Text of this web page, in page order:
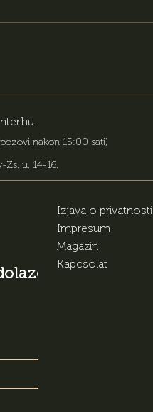
nakon 15:00 sati)
Zs. u. 14-16.
Izjava o privatnosti
Impresum
Magazin
Kapcsolat